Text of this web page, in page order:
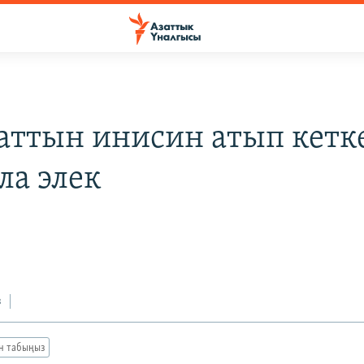
инисин атып
элек
табыңыз